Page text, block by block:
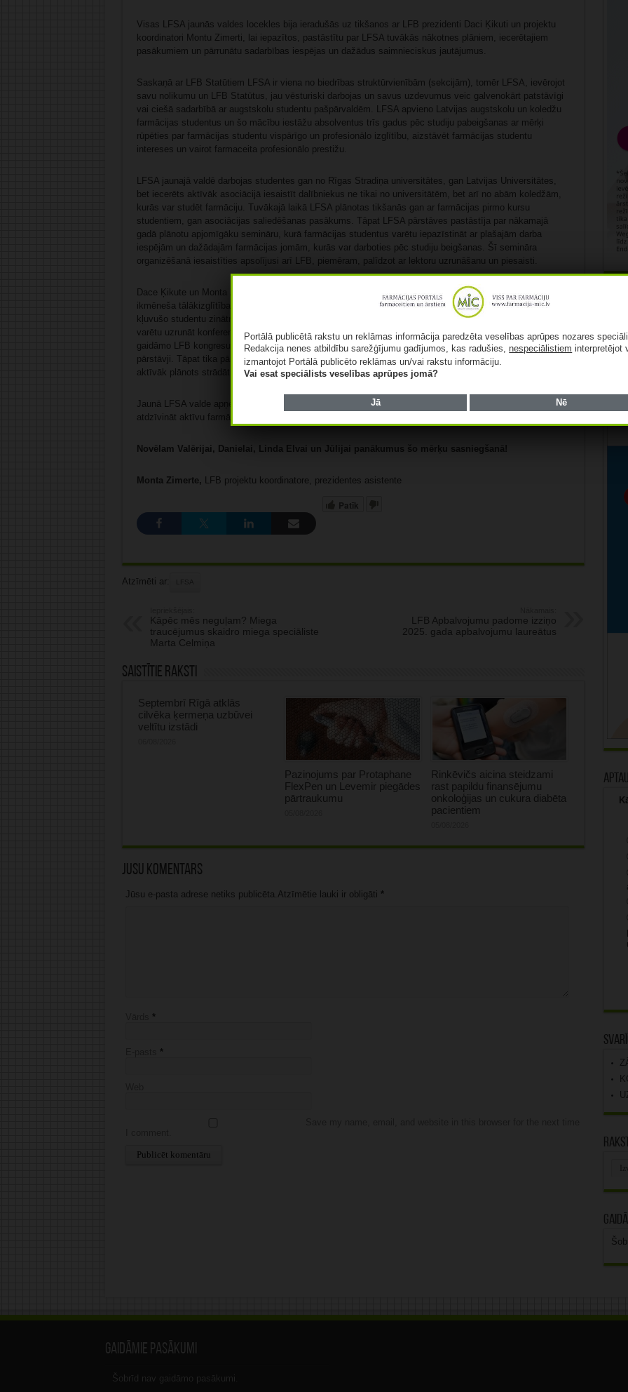
Visas LFSA jaunās valdes locekles bija ieradušās uz tikšanos ar LFB prezidenti Daci Ķikuti un projektu
koordinatori Montu Zimerti, lai iepazītos, pastāstītu par LFSA tuvākās nākotnes plāniem, iecerētajiem
pasākumiem un pārrunātu sadarbības iespējas un dažādus saimnieciskus jautājumus.
Saskaņā ar LFB Statūtiem LFSA ir viena no biedrības struktūrvienībām (sekcijām), tomēr LFSA, ievērojot
savu nolikumu un LFB Statūtus, jau vēsturiski darbojas un savus uzdevumus veic galvenokārt patstāvīgi
vai ciešā sadarbībā ar augstskolu studentu pašpārvaldēm. LFSA apvieno Latvijas augstskolu un koledžu
farmācijas studentus un šo mācību iestāžu absolventus trīs gadus pēc studiju pabeigšanas ar mērķi
rūpēties par farmācijas studentu vispārīgo un profesionālo izglītību, aizstāvēt farmācijas studentu
intereses un vairot farmaceita profesionālo prestižu.
LFSA jaunajā valdē darbojas studentes gan no Rīgas Stradiņa universitātes, gan Latvijas Universitātes,
bet iecerēts aktīvāk asociācijā iesaistīt dalībniekus ne tikai no universitātēm, bet arī no abām koledžām,
kurās var studēt farmāciju. Tuvākajā laikā LFSA plānotas tikšanās gan ar farmācijas pirmo kursu
studentiem, gan asociācijas saliedēšanas pasākums. Tāpat LFSA pārstāves pastāstīja par nākamajā
gadā plānotu apjomīgāku semināru, kurā farmācijas studentus varētu iepazīstināt ar plašajām darba
iespējām un dažādajām farmācijas jomām, kurās var darboties pēc studiju beigšanas. Šī semināra
organizēšanā iesaistīties apsolījusi arī LFB, piemēram, palīdzot ar lektoru uzrunāšanu un piesaisti.
Dace Ķikute un Monta Zimerte tikšanās laikā pastāstīja par tuvākajā laikā plānotajiem LFB pasākumiem –
ikmēneša tālākizglītības konferencēm, kurās aicināti piedalīties arī farmācijas studenti, jau par tradīciju
kļuvušo studentu zinātniski pētniecisko darbu attālināto konferenci februārī vai martā, kuras laikā LFSA
varētu uzrunāt konferences dalībniekus, ikgadējo starptautisko BaltPharm Forum konferenci un novembrī
gaidāmo LFB kongresu, kurā piedalīties un sniegt nelielu ieskatu LFSA darbā aicināti LFSA valdes
pārstāvji. Tāpat tika pārrunāta nepieciešamība pārskatīt un atjaunot LFSA nolikumu – pie šī jautājuma
aktīvāk plānots strādāt 2026. gadā.
Jaunā LFSA valde apņēmusies asociācijā iesaistīt vairāk aktīvistu, periodiski organizēt pasākumus un
atdzīvināt aktīvu farmācijas studentu biedrošanos.
Novēlam Valērijai, Danielai, Linda Elvai un Jūlijai panākumus šo mērķu sasniegšanā!
Monta Zimerte, LFB projektu koordinatore, prezidentes asistente
Patīk
Atzīmēti ar: LFSA
Kāpēc mēs neguļam? Miega
traucējumus skaidro miega speciāliste
Marta Celmiņa
LFB Apbalvojumu padome izziņo
2025. gada apbalvojumu laureātus
Saistītie raksti
Septembrī Rīgā atklās
cilvēka ķermeņa uzbūvei
veltītu izstādi
Paziņojums par Protaphane
FlexPen un Levemir piegādes
pārtraukumu
Rinkēvičs aicina steidzami
rast papildu finansējumu
onkoloģijas un cukura diabēta
pacientiem
Jūsu komentārs
Jūsu e-pasta adrese netiks publicēta.Atzīmētie lauki ir obligāti *
*
*
Gaidāmie pasākumi
Šobrīd nav gaidāmo pasākumi.
Portālā publicētā rakstu un reklāmas informācija paredzēta veselības aprūpes nozares
Redakcija nenes atbildību sarežģījumu gadījumos, kas radušies,nespeciālistiem interpretējot
izmantojot Portālā publicēto reklāmas un/vai rakstu informāciju.
Vai esat speciālists veselības aprūpes jomā?
Jā Nē